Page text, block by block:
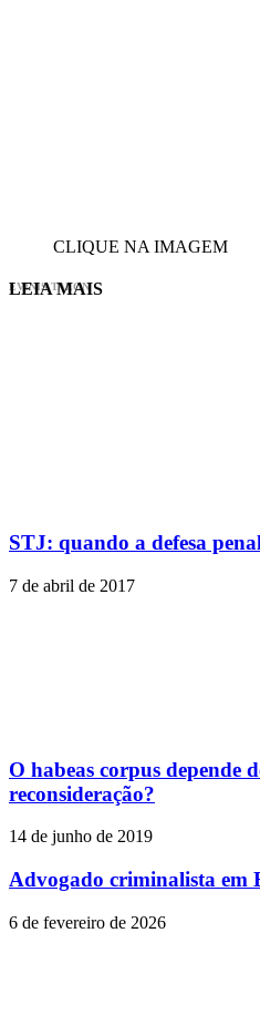
CLIQUE NA IMAGEM
EVINIS TALON
LEIA MAIS
STJ: quando a defesa
7 de abril de 2017
O habeas corpus depende
reconsideração?
14 de junho de 2019
Advogado criminalista em
6 de fevereiro de 2026